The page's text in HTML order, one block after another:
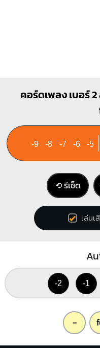
คอร์ดเพลง เบอร์ 2
-9 -8 -7 -6 -5
⟲ รีเซ็ต
เล่น
-2 -1
-